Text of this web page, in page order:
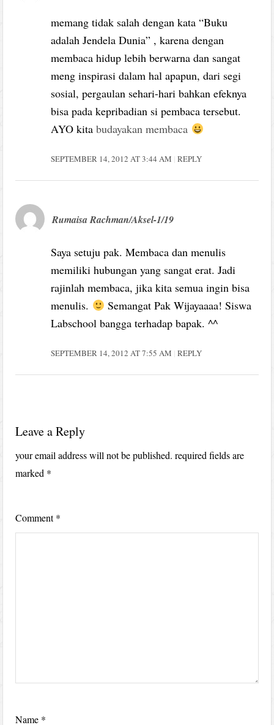
memang tidak salah dengan kata “Buku
adalah Jendela Dunia” , karena dengan
membaca hidup lebih berwarna dan sangat
meng inspirasi dalam hal apapun, dari segi
sosial, pergaulan sehari-hari bahkan efeknya
bisa pada kepribadian si pembaca tersebut.
AYO kitabudayakan membaca
SEPTEMBER 14, 2012 AT 3:44 AM REPLY
Rumaisa Rachman/Aksel-1/19
Saya setuju pak. Membaca dan menulis
memiliki hubungan yang sangat erat. Jadi
rajinlah membaca, jika kita semua ingin bisa
menulis.
Semangat Pak Wijayaaaa! Siswa
Labschool bangga terhadap bapak. ^^
SEPTEMBER 14, 2012 AT 7:55 AM REPLY
Leave a Reply
your email address will not be published. required fields are
marked *
Comment*
Name *